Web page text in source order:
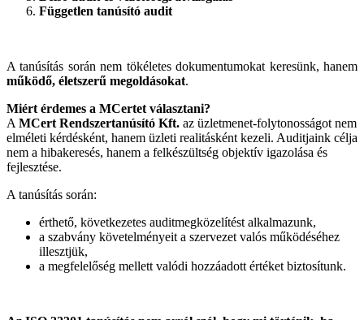
Független tanúsító audit
A tanúsítás során nem tökéletes dokumentumokat keresünk, hanem
működő, életszerű megoldásokat.
Miért érdemes a MCertet választani?
A MCert Rendszertanúsító Kft. az üzletmenet-folytonosságot nem
elméleti kérdésként, hanem üzleti realitásként kezeli. Auditjaink célja
nem a hibakeresés, hanem a felkészültség objektív igazolása és
fejlesztése.
A tanúsítás során:
érthető, következetes auditmegközelítést alkalmazunk,
a szabvány követelményeit a szervezet valós működéséhez
illesztjük,
a megfelelőség mellett valódi hozzáadott értéket biztosítunk.